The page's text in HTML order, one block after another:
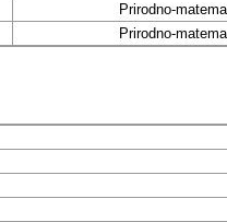
Prirodno-
Prirodno-